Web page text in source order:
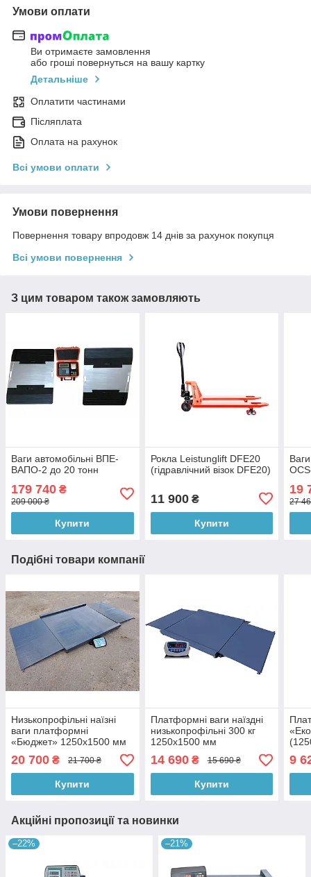
Умови оплати
Ви отримаєте замовлення
або гроші повернуться на вашу картку
Детальніше
Оплатити частинами
Післяплата
Оплата на рахунок
Всі умови оплати
Умови повернення
Повернення товару впродовж 14 днів за рахунок покупця
Всі умови повернення
З цим товаром також замовляють
Ваги автомобільні ВПЕ-
ВАПО-2 до 20 тонн
179 740 ₴
209 000 ₴
Купити
Рокла Leistunglift DFE20
(гідравлічний візок DFE20)
11 900₴
Купити
19
27
Подібні товари компанії
Низькопрофільні наїзні
ваги платформні
«Бюджет» 1250х1500 мм
600 кг
20 700 ₴ 21 700 ₴
Купити
Платформні ваги наїздні
низькопрофільні 300 кг
1250х1500 мм
14 690₴ 15 690 ₴
Купити
9
Акційні пропозиції та новинки
–22% –21%